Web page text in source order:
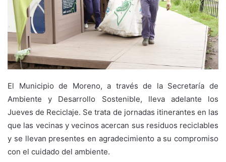
El Municipio de Moreno, a través de la Secretaría de
Ambiente y Desarrollo Sostenible, lleva adelante los
Jueves de Reciclaje. Se trata de jornadas itinerantes en las
que las vecinas y vecinos acercan sus residuos reciclables
y se llevan presentes en agradecimiento a su compromiso
con el cuidado del ambiente.